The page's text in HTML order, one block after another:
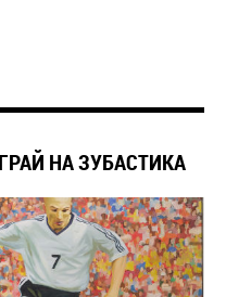
НА ЗУБАСТИКА